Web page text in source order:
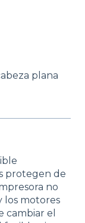
plana
protegen de
no
los motores
cambiar el